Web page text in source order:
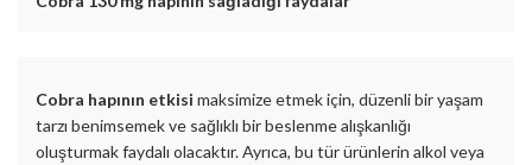
Cobra hapının etkisi maksimize etmek için, düzenli bir yaşam
tarzı benimsemek ve sağlıklı bir beslenme alışkanlığı
oluşturmak faydalı olacaktır. Ayrıca, bu tür ürünlerin alkol veya